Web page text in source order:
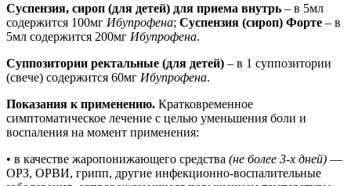
Суспензия, сироп (для детей) для приема внутрь – в 5мл
содержится 100мг Ибупрофена; Суспензия (сироп) Форте – в
5мл содержится 200мг Ибупрофена.
Суппозитории ректальные (для детей) – в 1 суппозитории
(свече) содержится 60мг Ибупрофена.
Показания к применению. Кратковременное
симптоматическое лечение с целью уменьшения боли и
воспаления на момент применения:
• в качестве жаропонижающего средства (не более 3-х дней) —
ОРЗ, ОРВИ, грипп, другие инфекционно-воспалительные